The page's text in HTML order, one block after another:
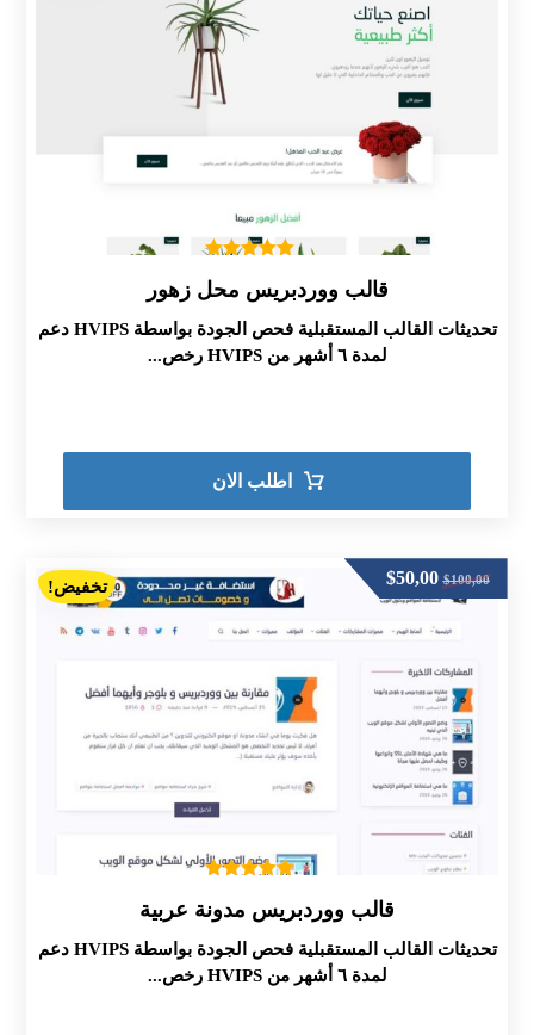
قالب ووردبريس محل زهور
تحديثات القالب المستقبلية فحص الجودة بواسطة HVIPS دعم
لمدة ٦ أشهر من HVIPS رخص...
5.00
اطلب الان
قالب ووردبريس مدونة عربية
تحديثات القالب المستقبلية فحص الجودة بواسطة HVIPS دعم
لمدة ٦ أشهر من HVIPS رخص...
5.00
من 5
$100,00
$50,00 تخفيض!